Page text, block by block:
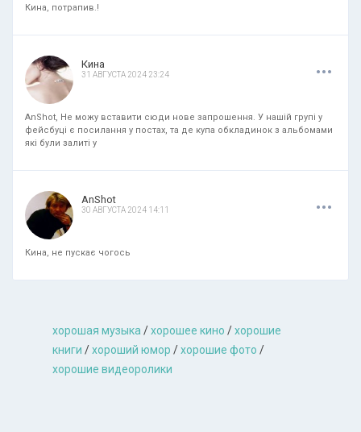
Кина, потрапив.!
Кина
31 АВГУСТА 2024 23:24 ...
AnShot, Не можу вставити сюди нове запрошення. У нашій групі у
фейсбуці є посилання у постах, та де купа обкладинок з альбомами
які були залиті у
AnShot
30 АВГУСТА 2024 14:11 ...
Кина, не пускає чогось
хорошая музыкa/хорошее кино /хорошие
книги /хороший юмор /хорошие фото /
хорошие видеоролики